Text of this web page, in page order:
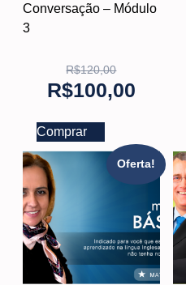
Conversação – Módulo
3
R$120,00
R$100,00
Comprar
Oferta!